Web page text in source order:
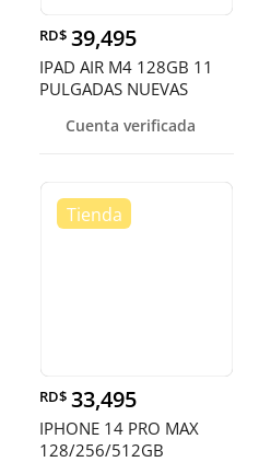
RD$ 39,495
IPAD AIR M4 128GB 11
PULGADAS NUEVAS
Cuenta verificada
RD$ 33,495
IPHONE 14 PRO MAX
128/256/512GB